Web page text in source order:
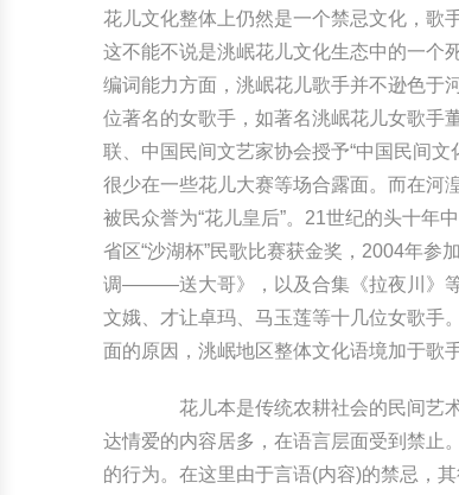
花儿文化整体上仍然是一个禁忌文化，歌
这不能不说是洮岷花儿文化生态中的一个
编词能力方面，洮岷花儿歌手并不逊色于
位著名的女歌手，如著名洮岷花儿女歌手
联、中国民间文艺家协会授予“中国民间
很少在一些花儿大赛等场合露面。而在河
被民众誉为“花儿皇后”。21世纪的头十年
省区“沙湖杯”民歌比赛获金奖，2004年
调———送大哥》，以及合集《拉夜川》等
文娥、才让卓玛、马玉莲等十几位女歌手
面的原因，洮岷地区整体文化语境加于歌
花儿本是传统农耕社会的民间艺术
达情爱的内容居多，在语言层面受到禁止
的行为。在这里由于言语(内容)的禁忌，